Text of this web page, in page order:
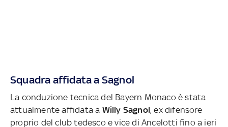
Squadra affidata a Sagnol
La conduzione tecnica del Bayern Monaco è stata
attualmente affidata a Willy Sagnol, ex difensore
proprio del club tedesco e vice di Ancelotti fino a ieri